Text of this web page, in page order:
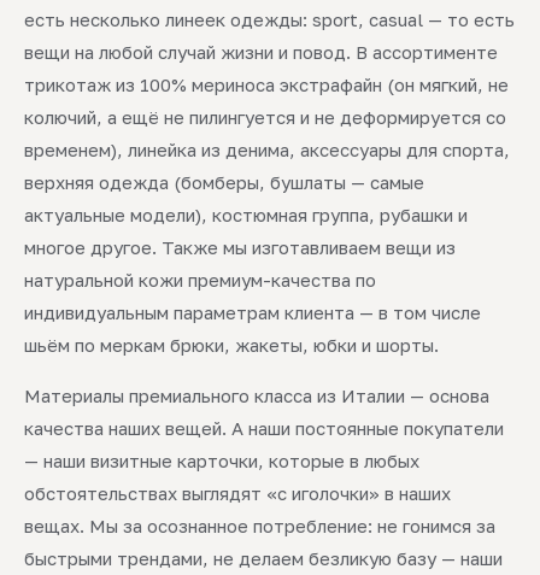
есть несколько линеек одежды: sport, casual — то есть
вещи на любой случай жизни и повод. В ассортименте
трикотаж из 100% мериноса экстрафайн (он мягкий, не
колючий, а ещё не пилингуется и не деформируется со
временем), линейка из денима, аксессуары для спорта,
верхняя одежда (бомберы, бушлаты — самые
актуальные модели), костюмная группа, рубашки и
многое другое. Также мы изготавливаем вещи из
натуральной кожи премиум-качества по
индивидуальным параметрам клиента — в том числе
шьём по меркам брюки, жакеты, юбки и шорты.
Материалы премиального класса из Италии — основа
качества наших вещей. А наши постоянные покупатели
— наши визитные карточки, которые в любых
обстоятельствах выглядят «с иголочки» в наших
вещах. Мы за осознанное потребление: не гонимся за
быстрыми трендами, не делаем безликую базу — наши